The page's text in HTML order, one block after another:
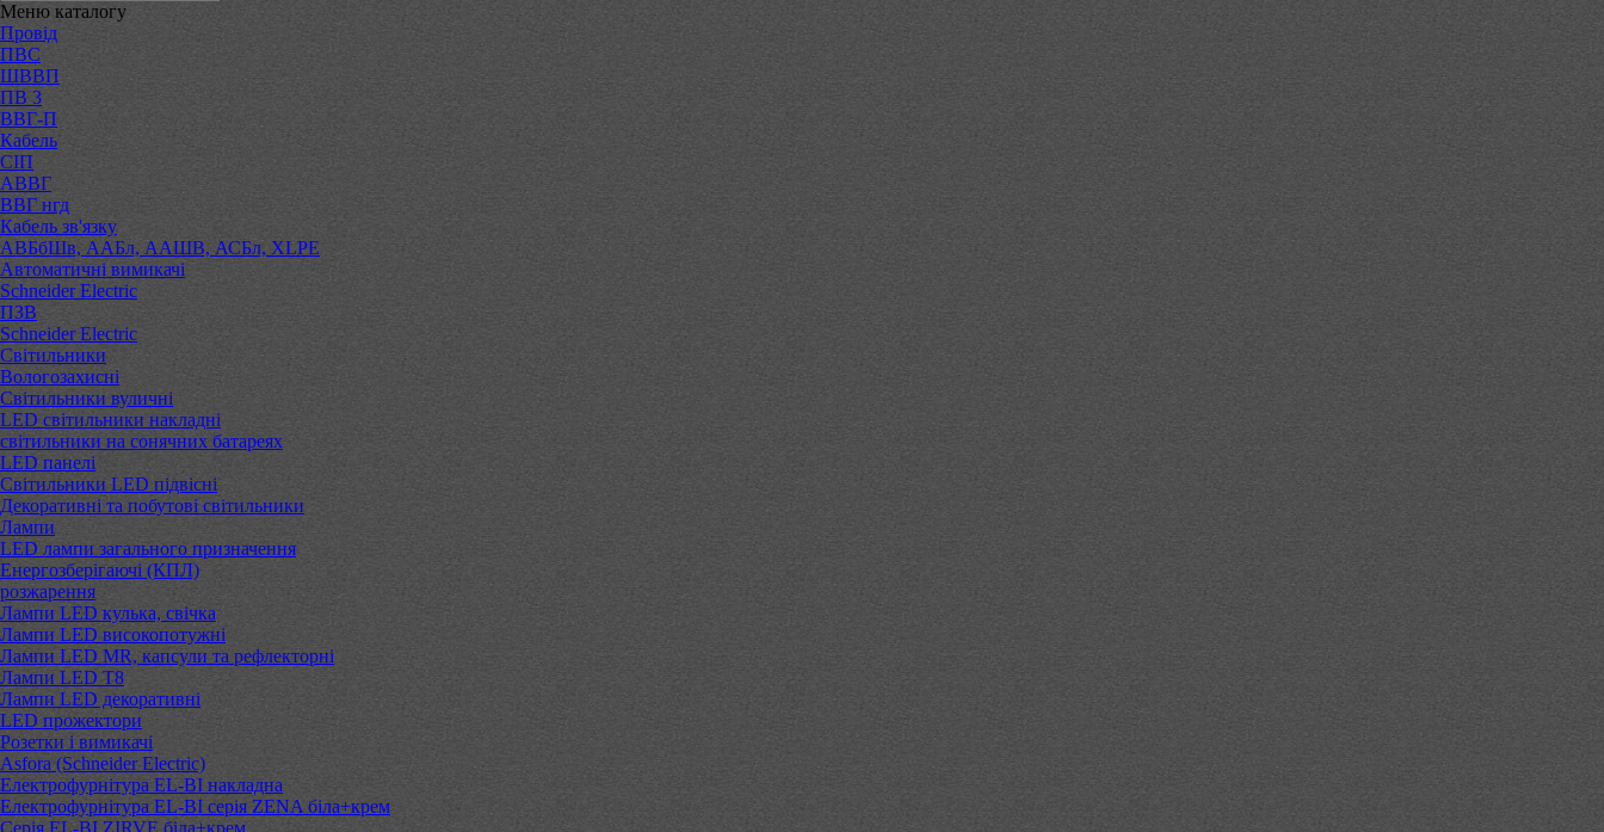
Меню каталогу
Провід
ПВС
ШВВП
ПВ 3
ВВГ-П
Кабель
СІП
АВВГ
ВВГ нгд
Кабель зв'язку
АВБбШв, ААБл, ААШВ, АСБл, XLPE
Автоматичні вимикачі
Schneider Electric
ПЗВ
Schneider Electric
Світильники
Вологозахисні
Світильники вуличні
LED світильники накладні
світильники на сонячних батареях
LED панелі
Світильники LED підвісні
Декоративні та побутові світильники
Лампи
LED лампи загального призначення
Енергозберігаючі (КПЛ)
розжарення
Лампи LED кулька, свічка
Лампи LED високопотужні
Лампи LED MR, капсули та рефлекторні
Лампи LED Т8
Лампи LED декоративні
LED прожектори
Розетки і вимикачі
Asfora (Schneider Electric)
Електрофурнітура EL-BI накладна
Електрофурнітура EL-BI серія ZENA біла+крем
Серія EL-BI ZIRVE біла+крем